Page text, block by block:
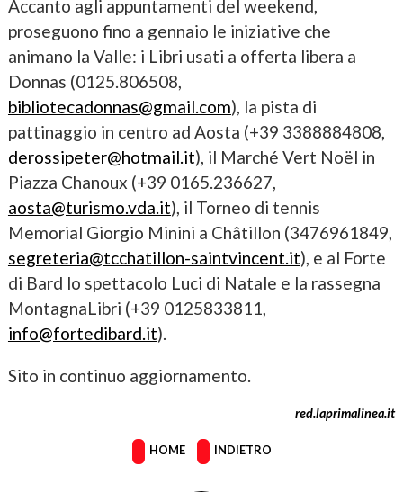
Accanto agli appuntamenti del weekend,
proseguono fino a gennaio le iniziative che
animano la Valle: i Libri usati a offerta libera a
Donnas (0125.806508,
bibliotecadonnas@gmail.com), la pista di
pattinaggio in centro ad Aosta (+39 3388884808,
derossipeter@hotmail.it), il Marché Vert Noël in
Piazza Chanoux (+39 0165.236627,
aosta@turismo.vda.it), il Torneo di tennis
Memorial Giorgio Minini a Châtillon (3476961849,
segreteria@tcchatillon-saintvincent.it), e al Forte
di Bard lo spettacolo Luci di Natale e la rassegna
MontagnaLibri (+39 0125833811,
info@fortedibard.it).
Sito in continuo aggiornamento.
red.laprimalinea.it
HOME INDIETRO